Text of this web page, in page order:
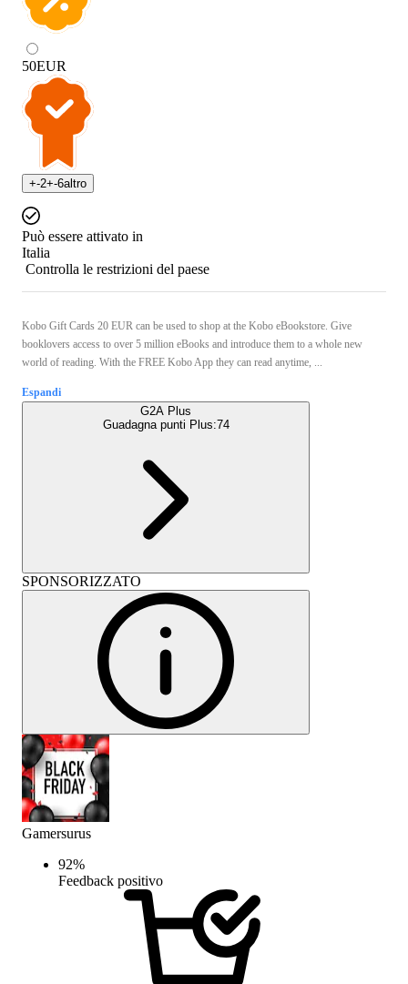
50EUR
+-2+-6altro
Può essere attivato in
Italia
Controlla le restrizioni del paese
Kobo Gift Cards 20 EUR can be used to shop at the Kobo eBookstore. Give
booklovers access to over 5 million eBooks and introduce them to a whole new
world of reading. With the FREE Kobo App they can read anytime, ...
Espandi
G2A Plus
Guadagna punti Plus:74
SPONSORIZZATO
Gamersurus
92%
Feedback positivo